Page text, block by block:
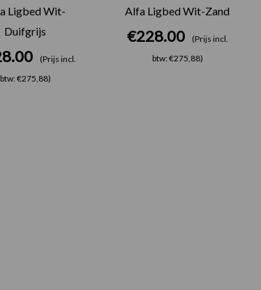
Ligbed Wit-
Duifgrijs
(Prijs incl.
btw: €275,88)
Alfa Ligbed Wit-Zand
€228.00
(Prijs incl.
btw: €275,88)